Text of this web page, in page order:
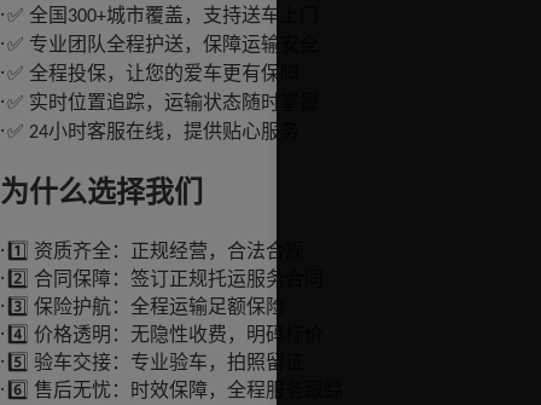
·✅ 全国 300+城市覆盖，支持送车上门
·✅ 专业团队全程护送，保障运输安全
·✅ 全程投保，让您的爱车更有保障
·✅ 实时位置追踪，运输状态随时掌握
·✅ 24小时客服在线，提供贴心服务
为什么选择我们
·1️⃣ 资质齐全：正规经营，合法合规
·2️⃣ 合同保障：签订正规托运服务合同
·3️⃣ 保险护航：全程运输足额保险
·4️⃣ 价格透明：无隐性收费，明码标价
·5️⃣ 验车交接：专业验车，拍照留证
·6️⃣ 售后无忧：时效保障，全程服务跟踪